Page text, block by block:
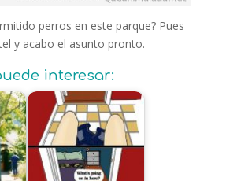
perros en este parque? Pues
y acabo el asunto pronto.
interesar: